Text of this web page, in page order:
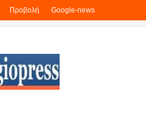
Προβολή Google-news